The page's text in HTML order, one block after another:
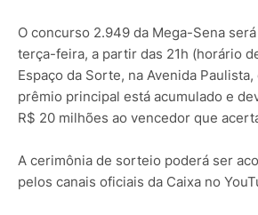
O concurso 2.949 da Mega-Sena
terça-feira, a partir das 21h (horário
Espaço da Sorte, na Avenida Paulista,
prêmio principal está acumulado e
R$ 20 milhões ao vencedor que
A cerimônia de sorteio poderá ser
pelos canais oficiais da Caixa no